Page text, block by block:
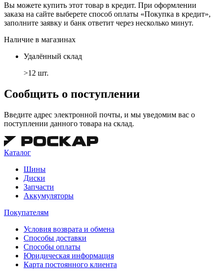
Вы можете купить этот товар в кредит. При оформлении
заказа на сайте выберете способ оплаты «Покупка в кредит»,
заполните заявку и банк ответит через несколько минут.
Наличие в магазинах
Удалённый склад
>12 шт.
Сообщить о поступлении
Введите адрес электронной почты, и мы уведомим вас о
поступлении данного товара на склад.
Каталог
Шины
Диски
Запчасти
Аккумуляторы
Покупателям
Условия возврата и обмена
Способы доставки
Способы оплаты
Юридическая информация
Карта постоянного клиента